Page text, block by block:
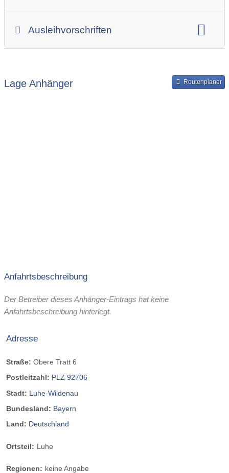
Ausleihvorschriften
Bereitstellung und Rückgabe des Anhängers
Lage Anhänger Routenplaner
Anfahrtsbeschreibung
Der Betreiber dieses Anhänger-Eintrags hat keine
Anfahrtsbeschreibung hinterlegt.
Adresse
Straße: Obere Tratt 6
Postleitzahl: PLZ 92706
Stadt: Luhe-Wildenau
Bundesland: Bayern
Land: Deutschland
Ortsteil: Luhe
Regionen: keine Angabe